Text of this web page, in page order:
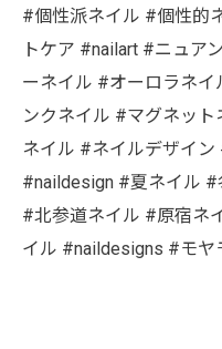
#個性派ネイル #個性的
トケア #nailart #ニュア
ーネイル #オーロラネ
ンクネイル #マグネッ
ネイル #ネイルデザイ
#naildesign #夏ネイル
#北参道ネイル #原宿ネ
イル #naildesigns #モヤ